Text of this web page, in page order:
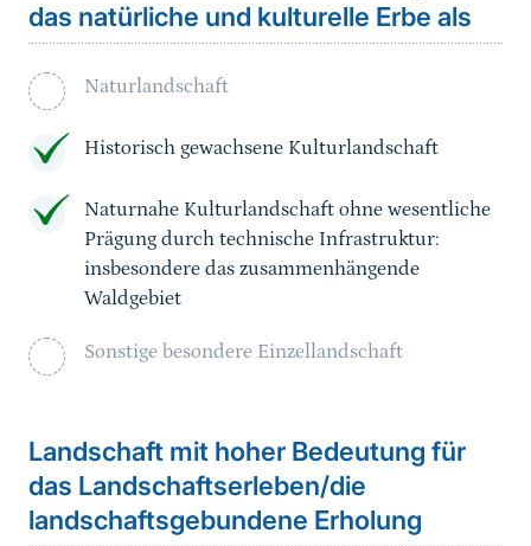
das natürliche und kulturelle Erbe als
Naturlandschaft
Historisch gewachsene Kulturlandschaft
Naturnahe Kulturlandschaft ohne wesentliche
Prägung durch technische Infrastruktur:
insbesondere das zusammenhängende
Waldgebiet
Sonstige besondere Einzellandschaft
Landschaft mit hoher Bedeutung für
das Landschaftserleben/die
landschaftsgebundene Erholung